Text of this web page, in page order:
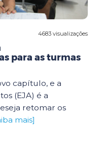
4683 visualizações
para as turmas
capítulo, e a
(EJA) é a
retomar os
mais]